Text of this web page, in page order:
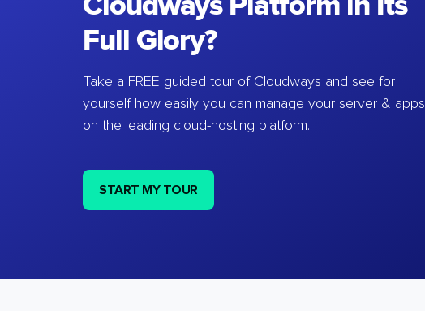
Full Glory?
Take a FREE guided tour of Cloudways and see for
yourself how easily you can manage your server & apps
on the leading cloud-hosting platform.
START MY TOUR